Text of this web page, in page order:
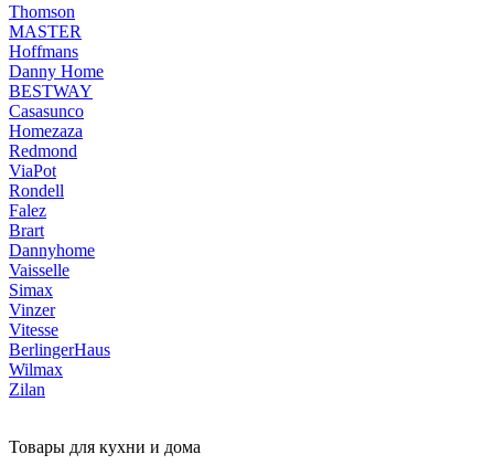
Thomson
MASTER
Hoffmans
Danny Home
BESTWAY
Casasunco
Homezaza
Redmond
ViaPot
Rondell
Falez
Brart
Dannyhome
Vaisselle
Simax
Vinzer
Vitesse
BerlingerHaus
Wilmax
Zilan
Товары для кухни и дома